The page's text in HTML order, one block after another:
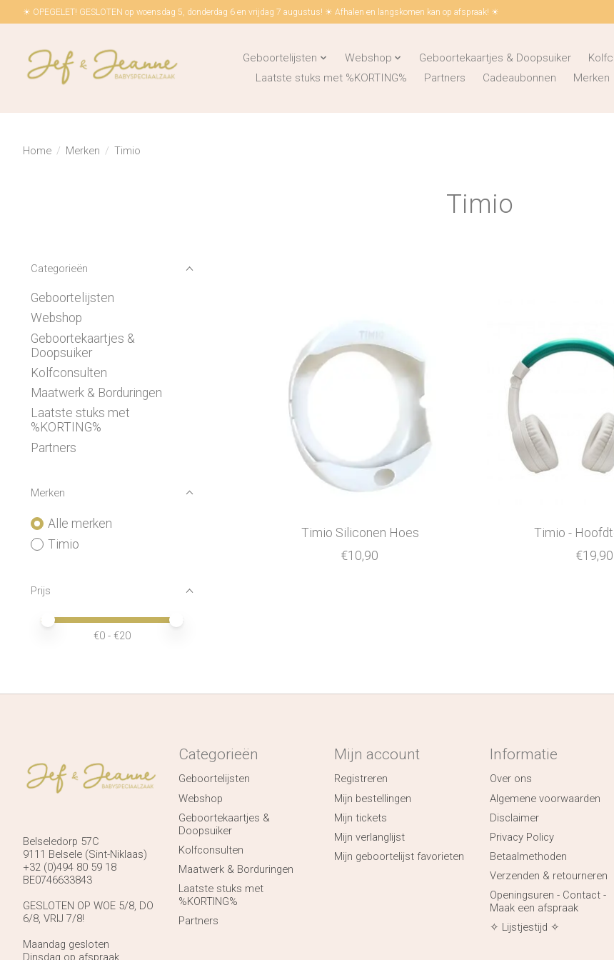
☀ OPEGELET! GESLOTEN op woensdag 5, donderdag 6 en vrijdag 7 augustus! ☀ Afhalen en langskomen kan op afspraak! ☀
Geboortelijsten Webshop Geboortekaartjes & Doopsuiker
Laatste stuks met %KORTING%
Partners Cadeaubonnen Merken
Home / Merken / Timio
Timio
Categorieën
Geboortelijsten
Webshop
Geboortekaartjes &
Doopsuiker
Kolfconsulten
Maatwerk & Borduringen
Laatste stuks met
%KORTING%
Partners
Merken
Alle merken
Timio
Prijs
Minimale prijswaarde
Price maximum value
€0 - €20
Timio Siliconen Hoes
€10,90
Timio -
€19,90
Belseledorp 57C
9111 Belsele (Sint-Niklaas)
+32 (0)494 80 59 18
BE0746633843
GESLOTEN OP WOE 5/8, DO
6/8, VRIJ 7/8!
Maandag gesloten
Categorieën
Geboortelijsten
Webshop
Geboortekaartjes &
Doopsuiker
Kolfconsulten
Maatwerk & Borduringen
Laatste stuks met
%KORTING%
Partners
Mijn account
Registreren
Mijn bestellingen
Mijn tickets
Mijn verlanglijst
Mijn geboortelijst favorieten
Informatie
Over ons
Algemene voorwaarden
Disclaimer
Privacy Policy
Betaalmethoden
Verzenden & retourneren
Openingsuren - Contact -
Maak een afspraak
✧ Lijstjestijd ✧